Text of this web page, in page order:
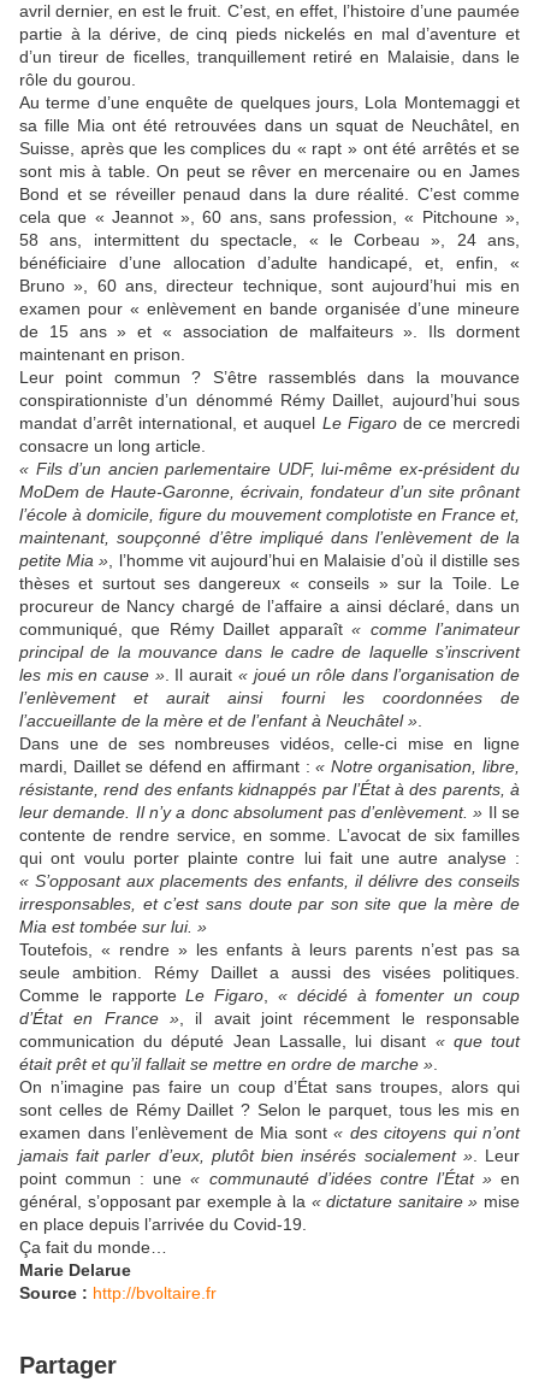
avril dernier, en est le fruit. C’est, en effet, l’histoire d’une paumée
partie à la dérive, de cinq pieds nickelés en mal d’aventure et
d’un tireur de ficelles, tranquillement retiré en Malaisie, dans le
rôle du gourou.
Au terme d’une enquête de quelques jours, Lola Montemaggi et
sa fille Mia ont été retrouvées dans un squat de Neuchâtel, en
Suisse, après que les complices du « rapt » ont été arrêtés et se
sont mis à table. On peut se rêver en mercenaire ou en James
Bond et se réveiller penaud dans la dure réalité. C’est comme
cela que « Jeannot », 60 ans, sans profession, « Pitchoune »,
58 ans, intermittent du spectacle, « le Corbeau », 24 ans,
bénéficiaire d’une allocation d’adulte handicapé, et, enfin, «
Bruno », 60 ans, directeur technique, sont aujourd’hui mis en
examen pour « enlèvement en bande organisée d’une mineure
de 15 ans » et « association de malfaiteurs ». Ils dorment
maintenant en prison.
Leur point commun ? S’être rassemblés dans la mouvance
conspirationniste d’un dénommé Rémy Daillet, aujourd’hui sous
mandat d’arrêt international, et auquel Le Figarode ce mercredi
consacre un long article.
« Fils d’un ancien parlementaire UDF, lui-même ex-président du
MoDem de Haute-Garonne, écrivain, fondateur d’un site prônant
l’école à domicile, figure du mouvement complotiste en France et,
maintenant, soupçonné d’être impliqué dans l’enlèvement de la
petite Mia » , l’homme vit aujourd’hui en Malaisie d’où il distille ses
thèses et surtout ses dangereux « conseils » sur la Toile. Le
procureur de Nancy chargé de l’affaire a ainsi déclaré, dans un
communiqué, que Rémy Daillet apparaît« comme l’animateur
principal de la mouvance dans le cadre de laquelle s’inscrivent
les mis en cause ». Il aurait « joué un rôle dans l’organisation de
l’enlèvement et aurait ainsi fourni les coordonnées de
l’accueillante de la mère et de l’enfant à Neuchâtel »
Dans une de ses nombreuses vidéos, celle-ci mise en ligne
mardi, Daillet se défend en affirmant :« Notre organisation, libre,
résistante, rend des enfants kidnappés par l’État à des parents, à
leur demande. Il n’y a donc absolument pas d’enlèvement. » Il se
contente de rendre service, en somme. L’avocat de six familles
qui ont voulu porter plainte contre lui fait une autre analyse :
« S’opposant aux placements des enfants, il délivre des conseils
irresponsables, et c’est sans doute par son site que la mère de
Mia est tombée sur lui. »
Toutefois, « rendre » les enfants à leurs parents n’est pas sa
seule ambition. Rémy Daillet a aussi des visées politiques.
Comme le rapporteLe Figaro ,« décidé à fomenter un coup
d’État en France » , il avait joint récemment le responsable
communication du député Jean Lassalle, lui disant « que tout
était prêt et qu’il fallait se mettre en ordre de marche »
On n’imagine pas faire un coup d’État sans troupes, alors qui
sont celles de Rémy Daillet ? Selon le parquet, tous les mis en
examen dans l’enlèvement de Mia sont « des citoyens qui n’ont
jamais fait parler d’eux, plutôt bien insérés socialement ». Leur
point commun : une« communauté d’idées contre l’État »en
général, s’opposant par exemple à la « dictature sanitaire » mise
en place depuis l’arrivée du Covid-19.
Ça fait du monde…
Marie Delarue
Source : http://bvoltaire.fr
Partager